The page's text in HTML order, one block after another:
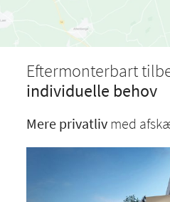
Eftermonterbart
individuelle behov
Mere privatliv med